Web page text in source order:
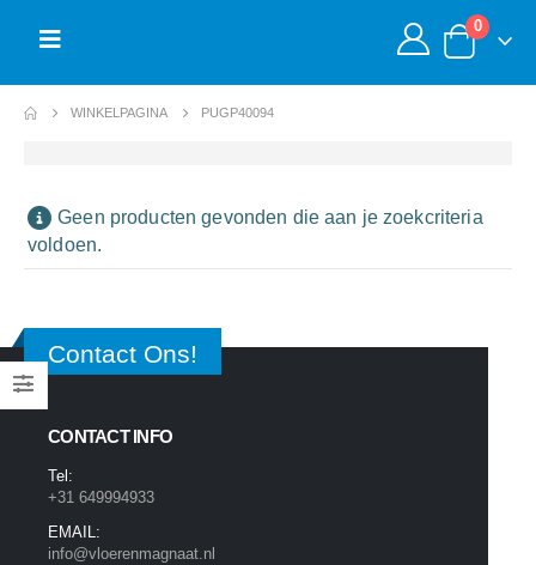
0
WINKELPAGINA PUGP40094
Geen producten gevonden die aan je zoekcriteria
voldoen.
Contact Ons!
CONTACT INFO
Tel:
+31 649994933
EMAIL:
info@vloerenmagnaat.nl